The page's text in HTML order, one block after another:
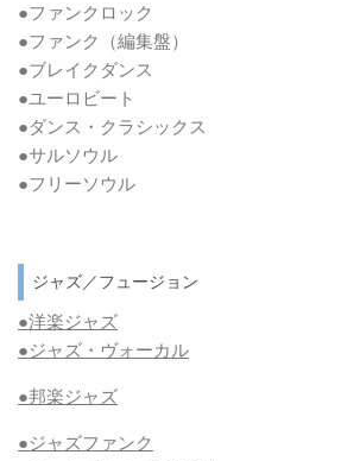
●ファンクロック
●ファンク
（編集盤）
●ブレイクダンス
●ユーロビート
●ダンス・クラシックス
●サルソウル
●フリーソウル
ジャズ／フュージョン
●洋楽ジャズ
●ジャズ・ヴォーカル
●邦楽ジャズ
●ジャズファンク